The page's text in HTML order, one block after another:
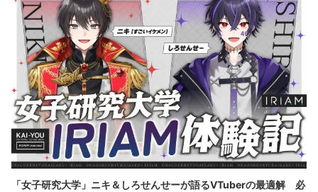
「女子研究大学」ニキ＆しろせんせーが語るVTuberの最適解 必